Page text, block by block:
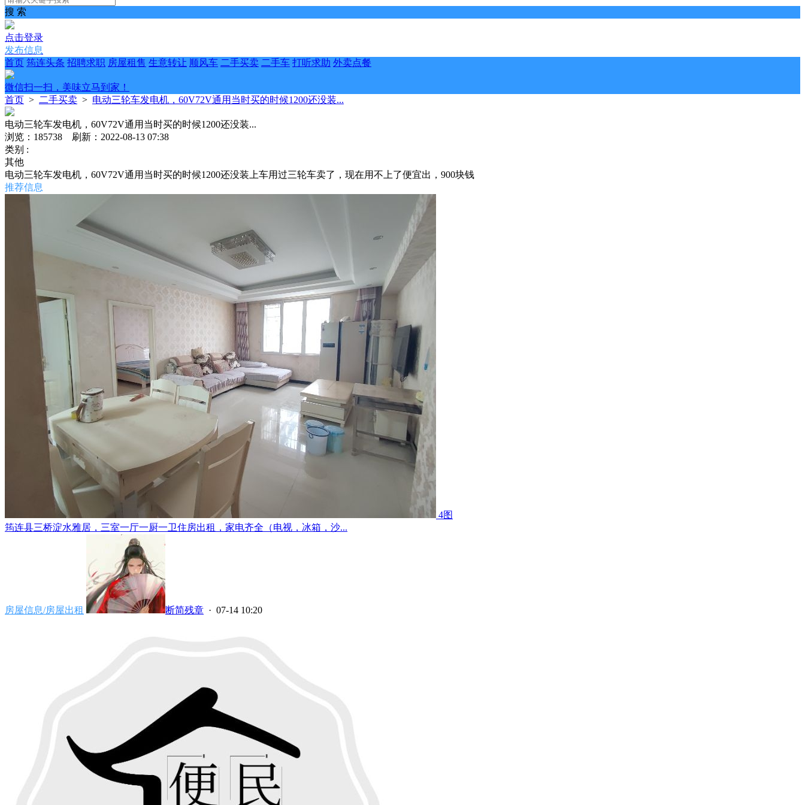
搜 索
点击登录
发布信息
首页 筠连头条 招聘求职 房屋租售 生意转让 顺风车 二手买卖 二手车 打听求助 外卖点餐
微信扫一扫，美味立马到家！
首页 > 二手买卖 > 电动三轮车发电机，60V72V通用当时买的时候1200还没装...
电动三轮车发电机，60V72V通用当时买的时候1200还没装...
浏览：185738 刷新：2022-08-13 07:38
类别 :
其他
电动三轮车发电机，60V72V通用当时买的时候1200还没装上车用过三轮车卖了，现在用不上了便宜出，900块钱
推荐信息
4图
筠连县三桥淀水雅居，三室一厅一厨一卫住房出租，家电齐全（电视，冰箱，沙...
房屋信息/房屋出租 断简残章 · 07-14 10:20